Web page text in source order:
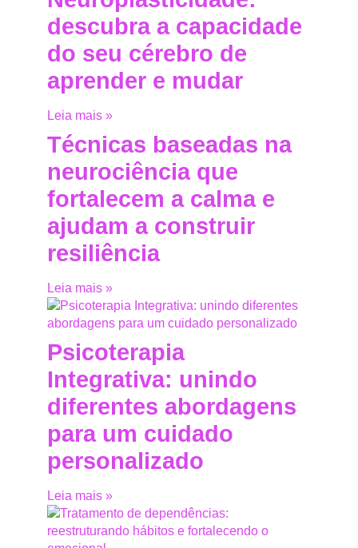
descubra a capacidade
do seu cérebro de
aprender e mudar
Leia mais »
Técnicas baseadas na
neurociência que
fortalecem a calma e
ajudam a construir
resiliência
Leia mais »
Psicoterapia
Integrativa: unindo
diferentes abordagens
para um cuidado
personalizado
Leia mais »